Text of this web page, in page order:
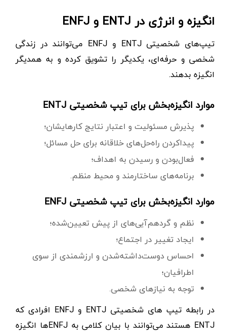
انگیزه و انرژی در ENTJ و ENFJ
تیپ‌های شخصیتی ENTJ و ENFJ می‌توانند در زندگی
شخصی و حرفه‌ای، یکدیگر را تشویق کرده و به همدیگر
انگیزه بدهند.
موارد انگیزه‌بخش برای تیپ شخصیتی ENTJ
پذیرش مسئولیت و اعتبار نتایج کارهایشان؛
پیداکردن راه‌حل‌های خلاقانه برای حل مسائل؛
فعال‌بودن و رسیدن به اهداف؛
برنامه‌های ساختارمند و محیط منظم.
موارد انگیزه‌بخش برای تیپ شخصیتی ENFJ
نظم و گردهم‌آیی‌های از پیش تعیین‌شده؛
ایجاد تغییر در اجتماع؛
احساس دوست‌داشته‌شدن و ارزشمندی از سوی
اطرافیان؛
توجه به نیازهای شخصی.
در رابطه تیپ های شخصیتی ENTJ و ENFJ افرادی که
ENTJ هستند می‌توانند با بیان کلامی به ENFJها انگیزه